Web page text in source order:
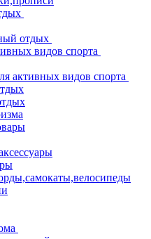
отдых
видов спорта
активных видов спорта